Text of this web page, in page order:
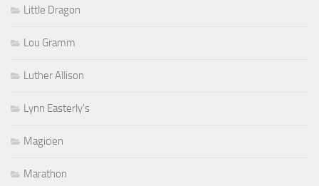
Little Dragon
Lou Gramm
Luther Allison
Lynn Easterly's
Magicien
Marathon